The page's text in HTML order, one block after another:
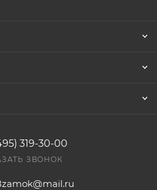
оформления заказа
в высланном
будет считаться
319-30-00
ЗВОНОК